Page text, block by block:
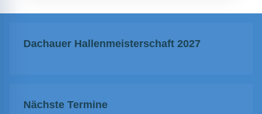
Dachauer Hallenmeisterschaft 2027
Nächste Termine